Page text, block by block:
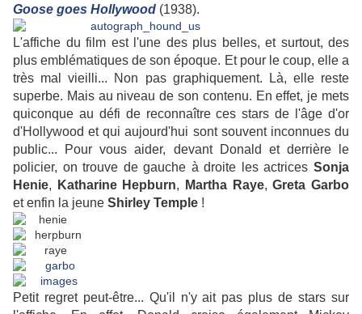
Goose goes Hollywood (1938).
L'affiche du film est l'une des plus belles, et surtout, des
plus emblématiques de son époque. Et pour le coup, elle a
très mal vieilli... Non pas graphiquement. Là, elle reste
superbe. Mais au niveau de son contenu. En effet, je mets
quiconque au défi de reconnaître ces stars de l'âge d'or
d'Hollywood et qui aujourd'hui sont souvent inconnues du
public... Pour vous aider, devant Donald et derrière le
policier, on trouve de gauche à droite les actrices Sonja
Henie, Katharine Hepburn, Martha Raye,Greta Garbo
et enfin la jeune Shirley Temple !
Petit regret peut-être... Qu'il n'y ait pas plus de stars sur